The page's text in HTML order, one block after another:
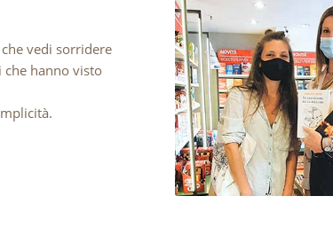
vedi sorridere
che hanno visto